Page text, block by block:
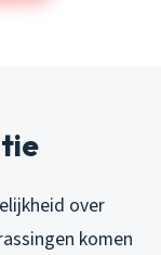
over
komen